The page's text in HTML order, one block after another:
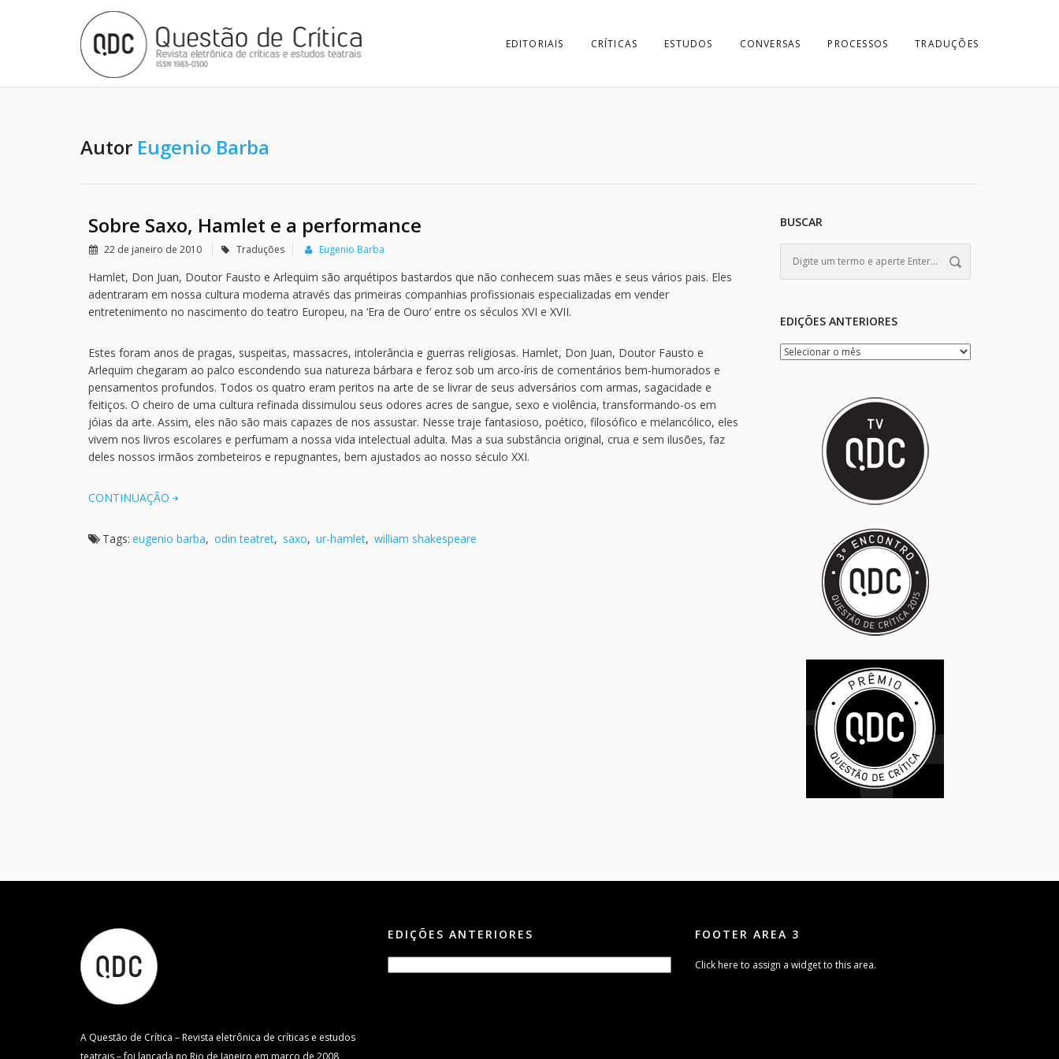
EDITORIAIS CRÍTICAS ESTUDOS CONVERSAS PROCESSOS TRADUÇÕES
Autor Eugenio Barba
Sobre Saxo, Hamlet e a performance
22 de janeiro de 2010 Traduções Eugenio Barba
Hamlet, Don Juan, Doutor Fausto e Arlequim são arquétipos bastardos que não conhecem suas mães e seus vários pais. Eles
adentraram em nossa cultura moderna através das primeiras companhias profissionais especializadas em vender
entretenimento no nascimento do teatro Europeu, na ‘Era de Ouro’ entre os séculos XVI e XVII.
Estes foram anos de pragas, suspeitas, massacres, intolerância e guerras religiosas. Hamlet, Don Juan, Doutor Fausto e
Arlequim chegaram ao palco escondendo sua natureza bárbara e feroz sob um arco-íris de comentários bem-humorados e
pensamentos profundos. Todos os quatro eram peritos na arte de se livrar de seus adversários com armas, sagacidade e
feitiços. O cheiro de uma cultura refinada dissimulou seus odores acres de sangue, sexo e violência, transformando-os em
jóias da arte. Assim, eles não são mais capazes de nos assustar. Nesse traje fantasioso, poético, filosófico e melancólico, eles
vivem nos livros escolares e perfumam a nossa vida intelectual adulta. Mas a sua substância original, crua e sem ilusões, faz
deles nossos irmãos zombeteiros e repugnantes, bem ajustados ao nosso século XXI.
CONTINUAÇÃO
Tags: eugenio barba, odin teatret, saxo, ur-hamlet, william shakespeare
BUSCAR
EDIÇÕES ANTERIORES
A Questão de Crítica – Revista eletrônica de críticas e estudos
teatrais – foi lançada no Rio de Janeiro em março de 2008
EDIÇÕES ANTERIORES FOOTER AREA 3
Click here to assign a widget to this area.